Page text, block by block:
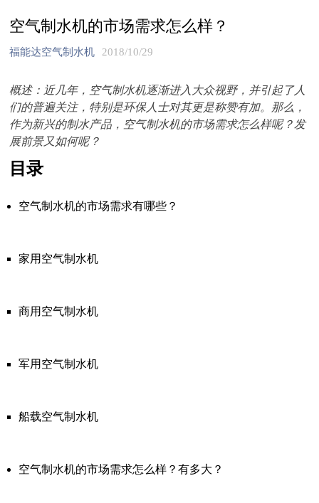
空气制水机的市场需求怎么样？
福能达空气制水机 2018/10/29
概述：近几年，空气制水机逐渐进入大众视野，并引起了人
们的普遍关注，特别是环保人士对其更是称赞有加。那么，
作为新兴的制水产品，空气制水机的市场需求怎么样呢？发
展前景又如何呢？
目录
空气制水机的市场需求有哪些？
家用空气制水机
商用空气制水机
军用空气制水机
船载空气制水机
空气制水机的市场需求怎么样？有多大？